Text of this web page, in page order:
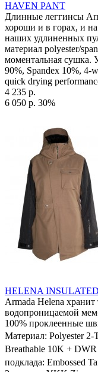
HAVEN PANT
Длинные леггинсы
хороши и в горах, и
наших удлиненных
материал polyester/
моментальная сушка.
90%, Spandex 10%, 4-
quick drying
4 235 р.
6 050 р. 30%
HELENA
Armada Helena хранит
водопроницаемой
100% проклеенные
Материал: Polyester
Breathable 10K +
подклада: Embossed